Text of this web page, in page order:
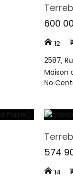
600
12
2587,
Maison
No
574
14